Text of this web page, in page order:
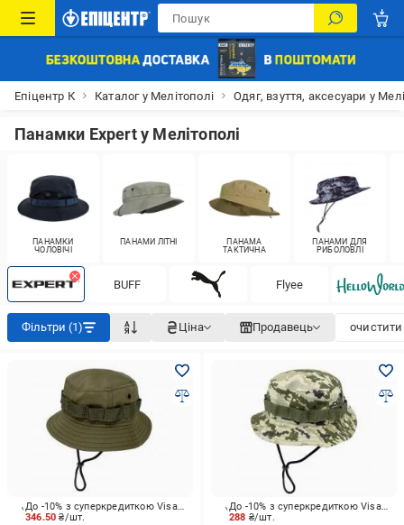
Епіцентр К Каталог у Мелітополі Одяг, взуття, аксесуари у
Панамки Expert у Мелітополі
ПАНАМКИ
ЧОЛОВІЧІ
ПАНАМИ ЛІТНІ
ПАНАМА
ТАКТИЧНА
ПАНАМИ ДЛЯ
РИБОЛОВЛІ
BUFF Flyee
Фільтри (1) Ціна Продавець очистити
346.50₴/шт.
До -10% з суперкредиткою Visa Вигода
288 ₴/шт.
До -10% з суперкредиткою Visa Вигода